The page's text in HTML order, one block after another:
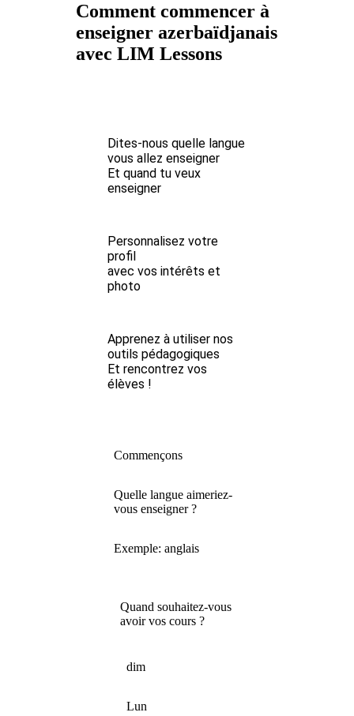
Comment commencer à
enseigner azerbaïdjanais
avec LIM Lessons
Dites-nous quelle langue
vous allez enseigner
Et quand tu veux
enseigner
Personnalisez votre
profil
avec vos intérêts et
photo
Apprenez à utiliser nos
outils pédagogiques
Et rencontrez vos
élèves !
Commençons
Quelle langue aimeriez-
vous enseigner ?
Exemple: anglais
Quand souhaitez-vous
avoir vos cours ?
dim
Lun